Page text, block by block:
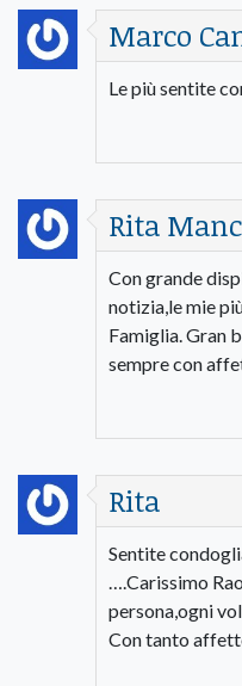
Marco
Le più sentite
Rita
Con grande
notizia,le mie
Famiglia. Gran
sempre con
Rita
Sentite
….Carissimo
persona,ogni
Con tanto